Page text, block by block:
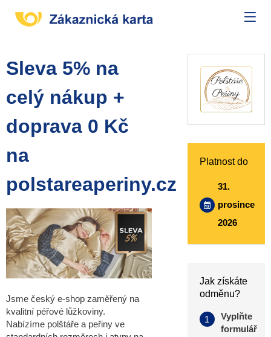
Sleva 5% na
celý nákup +
doprava 0 Kč
na
polstareaperiny.cz
Jsme český e-shop zaměřený na
kvalitní péřové lůžkoviny.
Nabízíme polštáře a peřiny ve
Platnost do
31.
prosince
2026
Jak získáte
odměnu?
1
Vyplňte
formulář